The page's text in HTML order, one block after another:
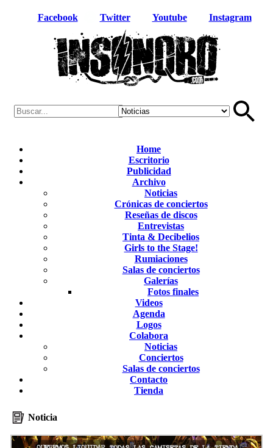
Facebook Twitter Youtube Instagram
Home
Escritorio
Publicidad
Archivo
Noticias
Crónicas de conciertos
Reseñas de discos
Entrevistas
Tinta & Decibelios
Girls to the Stage!
Rumiaciones
Salas de conciertos
Galerías
Fotos finales
Videos
Agenda
Logos
Colabora
Noticias
Conciertos
Salas de conciertos
Contacto
Tienda
Noticia